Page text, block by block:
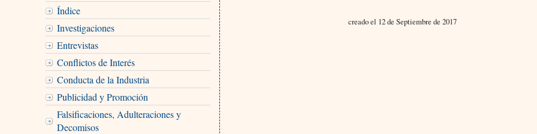
Índice
Investigaciones
Entrevistas
Conflictos de Interés
Conducta de la Industria
Publicidad y Promoción
Falsificaciones, Adulteraciones y
Decomisos
creado el 12 de Septiembre de 2017